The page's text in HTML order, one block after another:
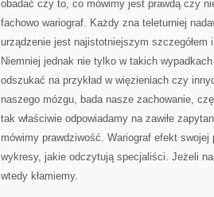
obadać czy to, co mówimy jest prawdą czy
fachowo wariograf. Każdy zna teleturniej
urządzenie jest najistotniejszym szczegółem
Niemniej jednak nie tylko w takich
odszukać na przykład w więzieniach czy
naszego mózgu, bada nasze zachowanie,
tak właściwie odpowiadamy na zawiłe
mówimy prawdziwość. Wariograf efekt
wykresy, jakie odczytują specjaliści. Jeżeli
wtedy kłamiemy.